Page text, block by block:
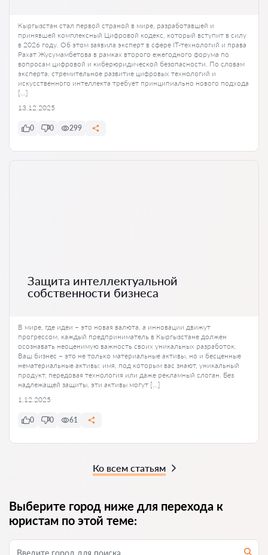
Кыргызстан стал первой страной в мире, разработавшей и
принявшей комплексный Цифровой кодекс, который вступит в силу
в 2026 году. Об этом заявила эксперт в сфере IT-технологий и права
Рахат Жусумамбетова в рамках второго ежегодного форума по
вопросам цифровой и киберюридической безопасности. По словам
эксперта, стремительное развитие цифровых технологий и
искусственного интеллекта требует принципиально нового подхода
[…]
13.12.2025
0 0 299
Защита интеллектуальной
собственности бизнеса
В мире, где идеи – это новая валюта, а инновации движут
прогрессом, каждый предприниматель в Кыргызстане должен
осознавать неоценимую важность своих уникальных разработок.
Ваш бизнес – это не только материальные активы, но и бесценные
нематериальные активы: имя, под которым вас знают, уникальный
продукт, передовая технология или даже рекламный слоган. Без
надлежащей защиты, эти активы могут […]
1.12.2025
0 0 61
Ко всем статьям
Выберите город ниже для перехода к
юристам по этой теме: